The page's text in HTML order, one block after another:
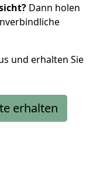
Dann holen
und erhalten Sie
erhalten